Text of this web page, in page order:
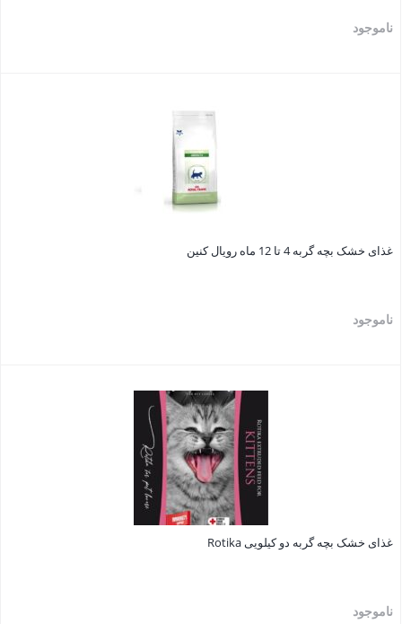
ناموجود
غذای خشک بچه گربه 4 تا 12 ماه رویال کنین
ناموجود
غذای خشک بچه گربه دو کیلویی Rotika
ناموجود